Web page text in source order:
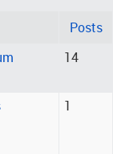
Posts
14
1